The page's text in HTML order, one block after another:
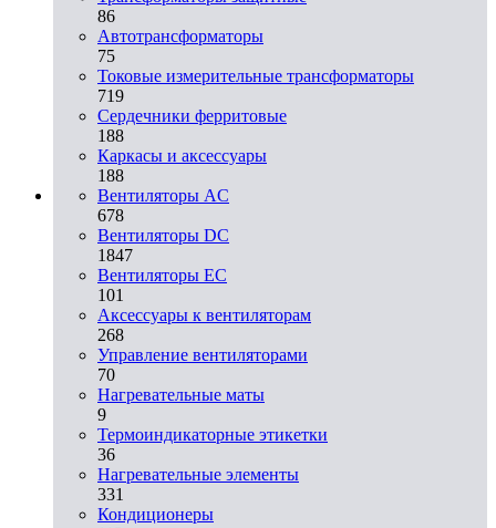
86
Автотрансформаторы
75
Токовые измерительные трансформаторы
719
Сердечники ферритовые
188
Каркасы и аксессуары
188
Вентиляторы AC
678
Вентиляторы DC
1847
Вентиляторы EC
101
Аксессуары к вентиляторам
268
Управление вентиляторами
70
Нагревательные маты
9
Термоиндикаторные этикетки
36
Нагревательные элементы
331
Кондиционеры